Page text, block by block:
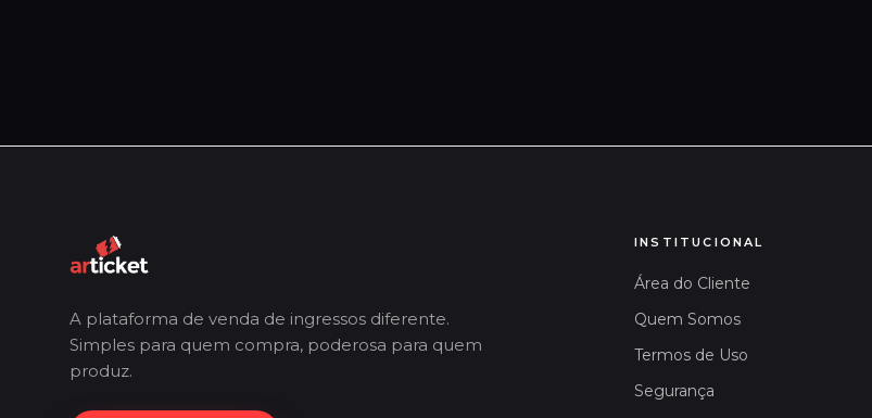
A plataforma de venda de ingressos diferente.
Simples para quem compra, poderosa para quem
produz.
INSTITUCIONAL
Área do Cliente
Quem Somos
Termos de Uso
Segurança